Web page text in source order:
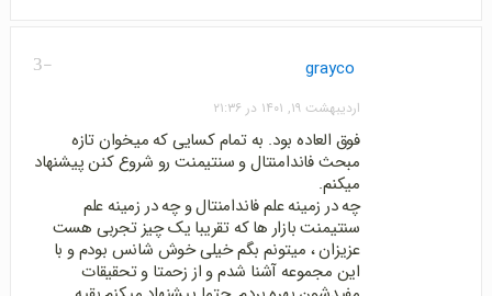
-3 grayco
اردیبهشت ۱۹, ۱۴۰۱ در ۲۱:۳۶
فوق العاده بود. به تمام کسایی که میخوان تازه
مبحث فاندامنتال و سنتیمنت رو شروع کنن پیشنهاد
میکنم.
چه در زمینه علم فاندامنتال و چه در زمینه علم
سنتیمنت بازار ها که تقریبا یک چیز تجربی هست
عزیزان ، میتونم بگم خیلی خوش شانس بودم و با
این مجموعه آشنا شدم و از زحمتا و تحقیقات